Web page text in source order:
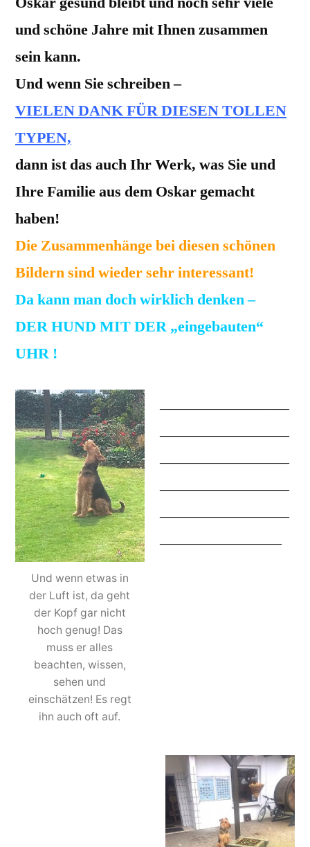
und schöne Jahre mit Ihnen zusammen
sein kann.
Und wenn Sie schreiben –
VIELEN DANK FÜR DIESEN TOLLEN
TYPEN,
dann ist das auch Ihr Werk, was Sie und
Ihre Familie aus dem Oskar gemacht
haben!
Die Zusammenhänge bei diesen schönen
Bildern sind wieder sehr interessant!
Da kann man doch wirklich denken –
DER HUND MIT DER „eingebauten“
UHR !
Und wenn etwas in
der Luft ist, da geht
der Kopf gar nicht
hoch genug! Das
muss er alles
beachten, wissen,
sehen und
einschätzen! Es regt
ihn auch oft auf.